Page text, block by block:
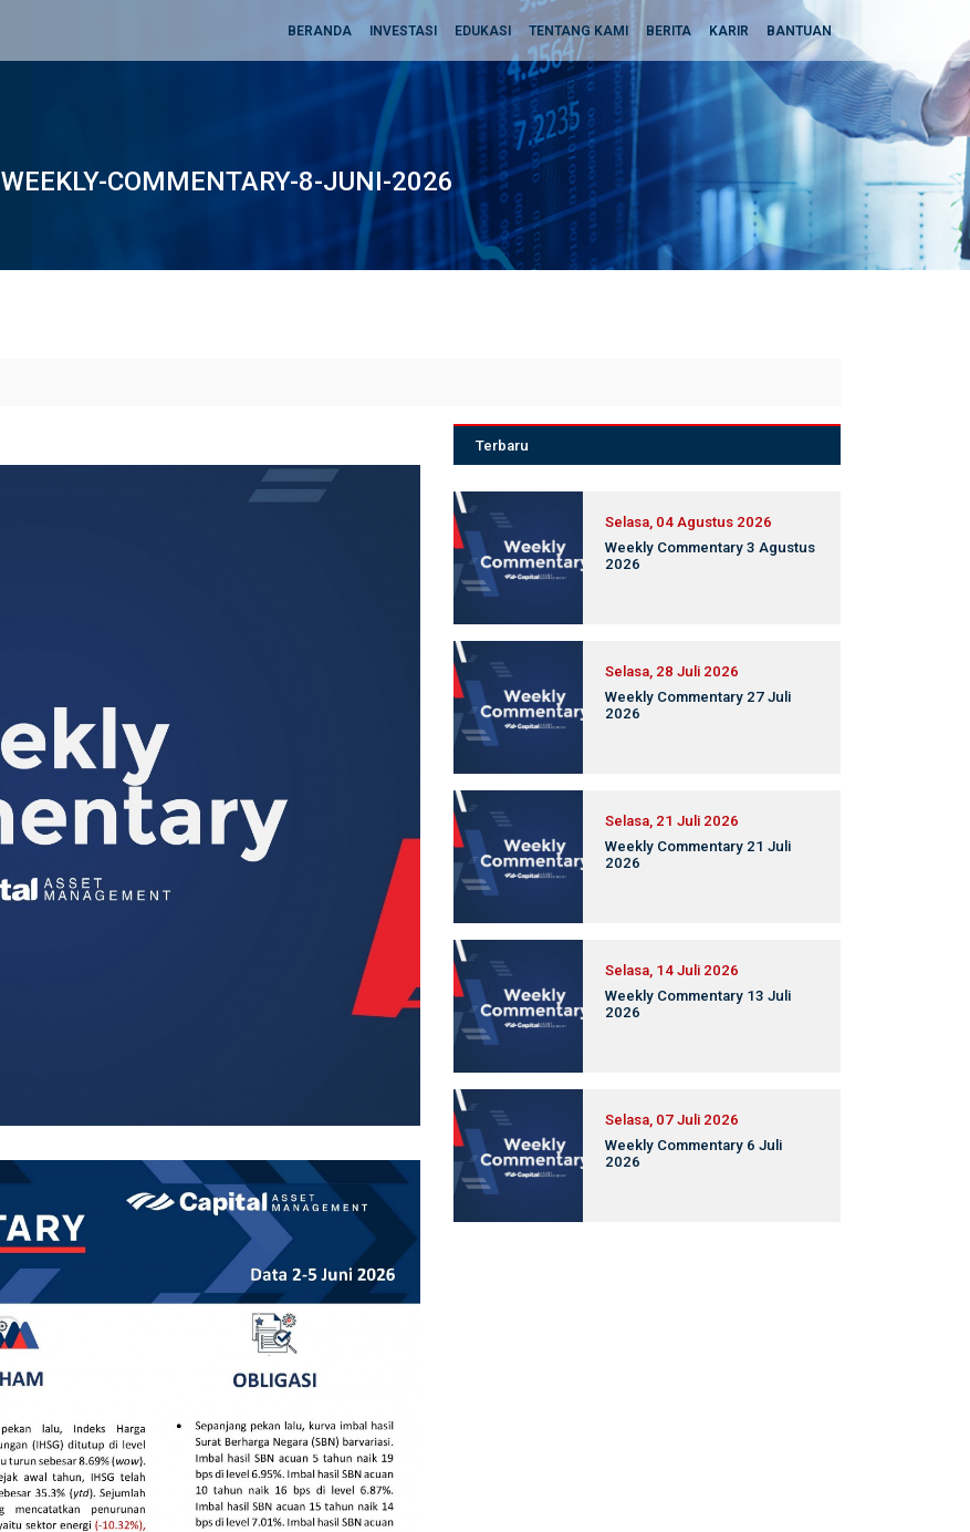
BERANDA INVESTASI EDUKASI TENTANG KAMI BERITA KARIR BANTUAN
WEEKLY-COMMENTARY-8-JUNI-2026
Terbaru
Selasa, 04 Agustus 2026
Weekly Commentary 3 Agustus
2026
Selasa, 28 Juli 2026
Weekly Commentary 27 Juli
2026
Selasa, 21 Juli 2026
Weekly Commentary 21 Juli
2026
Selasa, 14 Juli 2026
Weekly Commentary 13 Juli
2026
Selasa, 07 Juli 2026
Weekly Commentary 6 Juli
2026